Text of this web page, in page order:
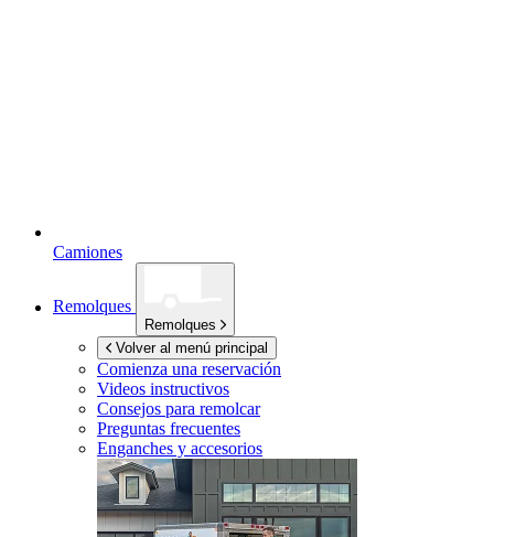
Camiones
Remolques
Remolques
Volver al menú principal
Comienza una reservación
Videos instructivos
Consejos para remolcar
Preguntas frecuentes
Enganches y accesorios